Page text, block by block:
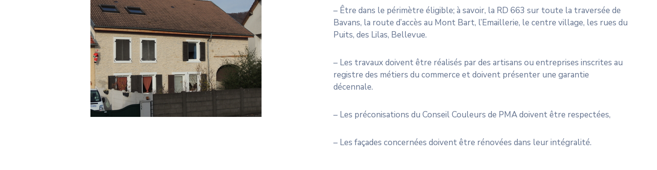
– Être dans le périmètre éligible; à savoir, la RD 663 sur toute la traversée de
Bavans, la route d’accès au Mont Bart, l’Emaillerie, le centre village, les rues du
Puits, des Lilas, Bellevue.
– Les travaux doivent être réalisés par des artisans ou entreprises inscrites au
registre des métiers du commerce et doivent présenter une garantie
décennale.
– Les préconisations du Conseil Couleurs de PMA doivent être respectées,
– Les façades concernées doivent être rénovées dans leur intégralité.